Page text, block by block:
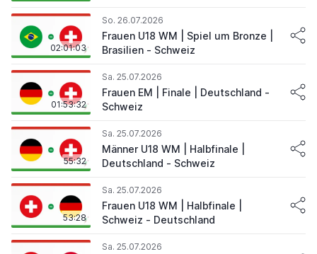
02:01:03
So. 26.07.2026
Frauen U18 WM | Spiel um Bronze |
Brasilien - Schweiz
01:53:32
Sa. 25.07.2026
Frauen EM | Finale | Deutschland -
Schweiz
55:32
Sa. 25.07.2026
Männer U18 WM | Halbfinale |
Deutschland - Schweiz
53:28
Sa. 25.07.2026
Frauen U18 WM | Halbfinale |
Schweiz - Deutschland
Sa. 25.07.2026